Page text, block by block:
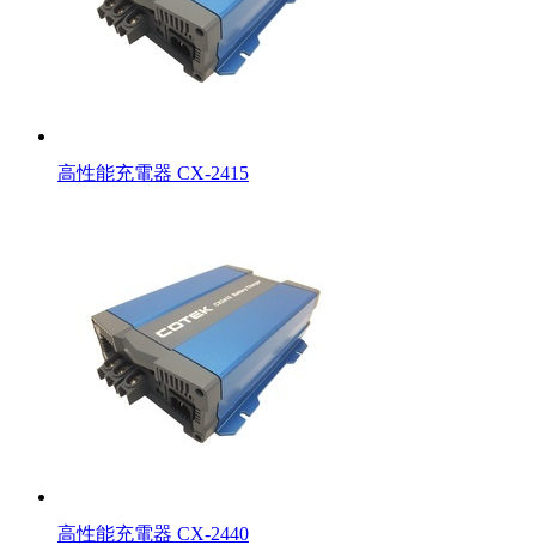
高性能充電器 CX-2415
高性能充電器 CX-2440